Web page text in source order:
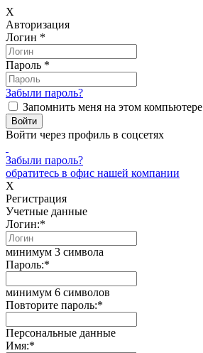
X
Авторизация
Логин *
Пароль *
Забыли пароль?
Запомнить меня на этом компьютере
Войти через профиль в соцсетях
Забыли пароль?
обратитесь в офис нашей компании
X
Регистрация
Учетные данные
Логин:*
минимум 3 символа
Пароль:*
минимум 6 символов
Повторите пароль:*
Персональные данные
Имя:*